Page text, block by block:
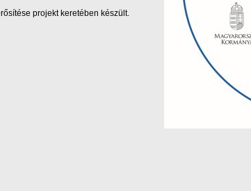
projekt keretében készült.